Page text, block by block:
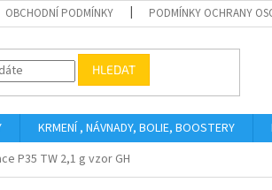
OBCHODNÍ PODMÍNKY PODMÍNKY OCHRANY
HLEDAT
KRMENÍ , NÁVNADY, BOLIE, BOOSTERY
P35 TW 2,1 g vzor GH